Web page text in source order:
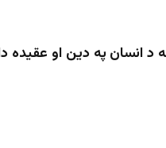
انسان په دین او عقیده